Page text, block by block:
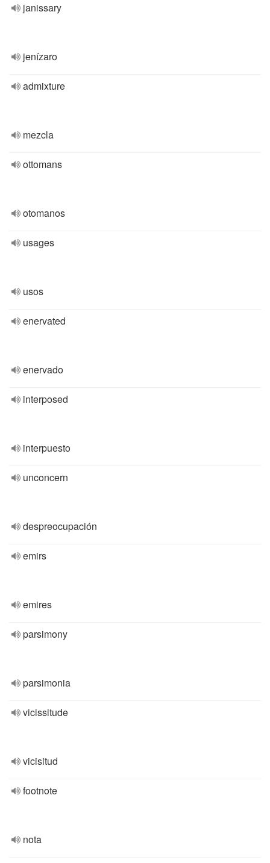
janissary
jenízaro
admixture
mezcla
ottomans
otomanos
usages
usos
enervated
enervado
interposed
interpuesto
unconcern
despreocupación
emirs
emires
parsimony
parsimonia
vicissitude
vicisitud
footnote
nota